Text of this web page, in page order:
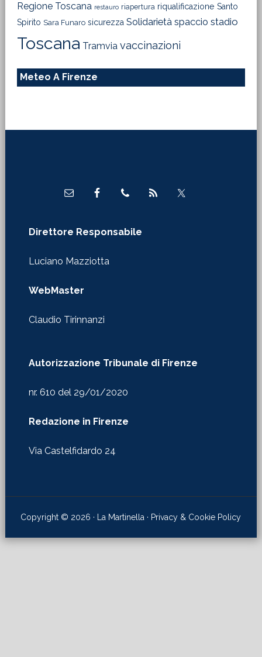
Regione Toscana restauro riapertura riqualificazione Santo
Spirito Sara Funaro sicurezza Solidarietà spaccio stadio
Toscana Tramvia vaccinazioni
Meteo A Firenze
Direttore Responsabile
Luciano Mazziotta
WebMaster
Claudio Tirinnanzi
Autorizzazione Tribunale di Firenze
nr. 610 del 29/01/2020
Redazione in Firenze
Via Castelfidardo 24
Copyright © 2026 · La Martinella · Privacy & Cookie Policy